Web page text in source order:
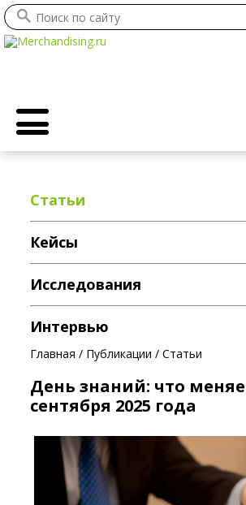
Главная / Публикации /Статьи
День знаний: что
сентября 2025 года
Статьи
Кейсы
Исследования
Интервью